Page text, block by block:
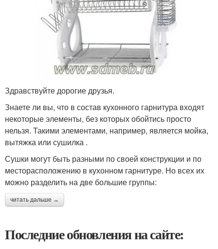
Здравствуйте дорогие друзья.
Знаете ли вы, что в состав кухонного гарнитура входят
некоторые элементы, без которых обойтись просто
нельзя. Такими элементами, например, является мойка,
вытяжка или сушилка .
Сушки могут быть разными по своей конструкции и по
месторасположению в кухонном гарнитуре. Но всех их
можно разделить на две большие группы:
читать дальше →
Последние обновления на сайте: